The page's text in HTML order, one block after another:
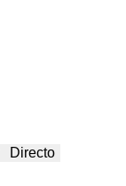
Directo